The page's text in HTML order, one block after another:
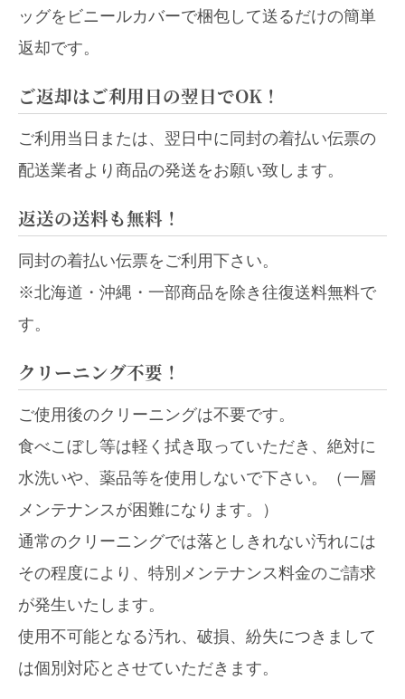
ッグをビニールカバーで梱包して送るだけの簡単
返却です。
ご返却はご利用日の翌日でOK！
ご利用当日または、翌日中に同封の着払い伝票の
配送業者より商品の発送をお願い致します。
返送の送料も無料！
同封の着払い伝票をご利用下さい。
※北海道・沖縄・一部商品を除き往復送料無料で
す。
クリーニング不要！
ご使用後のクリーニングは不要です。
食べこぼし等は軽く拭き取っていただき、絶対に
水洗いや、薬品等を使用しないで下さい。（一層
メンテナンスが困難になります。）
通常のクリーニングでは落としきれない汚れには
その程度により、特別メンテナンス料金のご請求
が発生いたします。
使用不可能となる汚れ、破損、紛失につきまして
は個別対応とさせていただきます。